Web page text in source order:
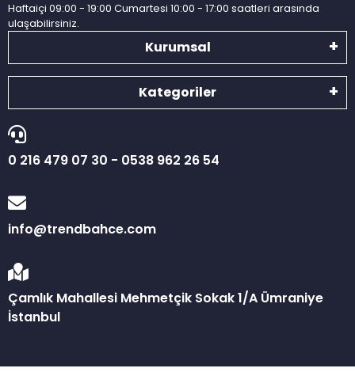
Haftaiçi 09:00 - 19:00 Cumartesi 10:00 - 17:00 saatleri arasında
ulaşabilirsiniz.
Kurumsal
Kategoriler
0 216 479 07 30 - 0538 962 26 54
info@trendbahce.com
Çamlık Mahallesi Mehmetçik Sokak 1/A Ümraniye
İstanbul